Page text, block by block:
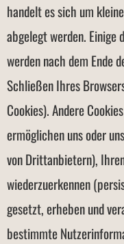
handelt es sich um
abgelegt werden. Einige
werden nach dem Ende
Schließen Ihres
Cookies). Andere
ermöglichen uns oder
von Drittanbietern),
wiederzuerkennen
gesetzt, erheben und
bestimmte